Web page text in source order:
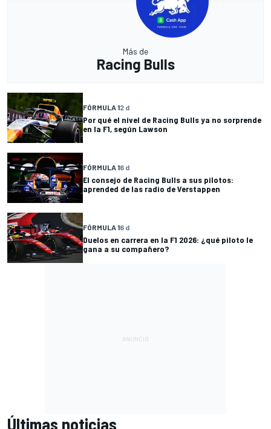
Más de
Racing Bulls
FÓRMULA 12 d
Por qué el nivel de Racing Bulls ya no sorprende
en la F1, según Lawson
FÓRMULA 16 d
El consejo de Racing Bulls a sus pilotos:
aprended de las radio de Verstappen
FÓRMULA 16 d
Duelos en carrera en la F1 2026: ¿qué piloto le
gana a su compañero?
Últimas noticias